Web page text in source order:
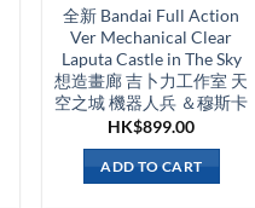
全新 Bandai Full Action
Ver Mechanical Clear
Laputa Castle in The Sky
想造畫廊 吉卜力工作室 天
空之城 機器人兵 ＆穆斯卡
HK$899.00
ADD TO CART